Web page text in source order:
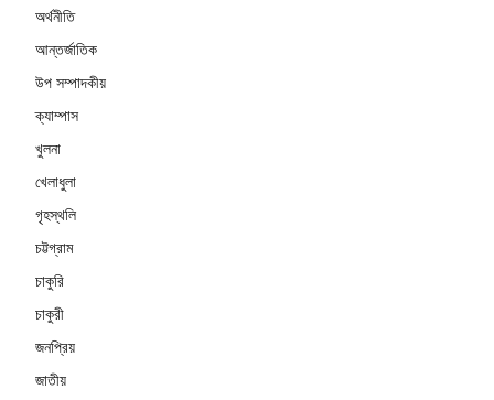
অর্থনীতি
আন্তর্জাতিক
উপ সম্পাদকীয়
ক্যাম্পাস
খুলনা
খেলাধুলা
গৃহস্থলি
চট্টগ্রাম
চাকুরি
চাকুরী
জনপ্রিয়
জাতীয়